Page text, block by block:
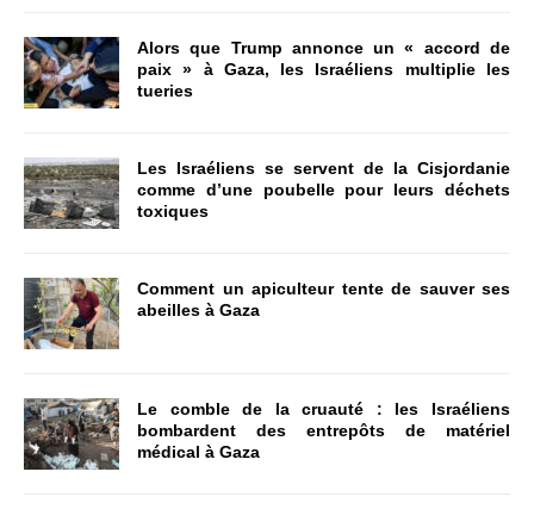
Alors que Trump annonce un « accord de
paix » à Gaza, les Israéliens multiplie les
tueries
Les Israéliens se servent de la Cisjordanie
comme d’une poubelle pour leurs déchets
toxiques
Comment un apiculteur tente de sauver ses
abeilles à Gaza
Le comble de la cruauté : les Israéliens
bombardent des entrepôts de matériel
médical à Gaza